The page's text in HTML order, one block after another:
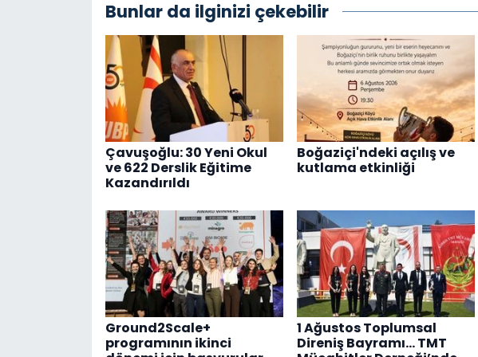
Bunlar da ilginizi çekebilir
Çavuşoğlu: 30 Yeni Okul
ve 622 Derslik Eğitime
Kazandırıldı
Boğaziçi'ndeki açılış ve
kutlama etkinliği
Ground2Scale+
programının ikinci
1 Ağustos Toplumsal
Direniş Bayramı... TMT